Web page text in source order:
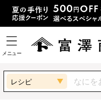
メニュー
レシピ